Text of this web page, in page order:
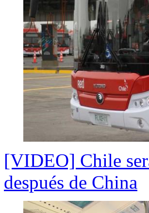
[VIDEO] Chile
después de China